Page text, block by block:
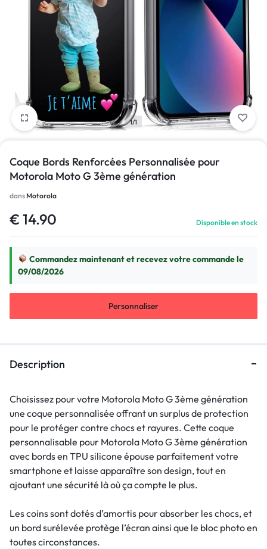
1/1
Coque Bords Renforcées Personnalisée pour
Motorola Moto G 3ème génération
dans Motorola
€ 14.90 Disponible en stock
Commandez maintenant et recevez votre commande le
09/08/2026
Personnaliser
Description
Choisissez pour votre Motorola Moto G 3ème génération
une coque personnalisée offrant un surplus de protection
pour le protéger contre chocs et rayures. Cette coque
personnalisable pour Motorola Moto G 3ème génération
avec bords en TPU silicone épouse parfaitement votre
smartphone et laisse apparaître son design, tout en
ajoutant une sécurité là où ça compte le plus.
Les coins sont dotés d’amortis pour absorber les chocs, et
un bord surélevée protège l’écran ainsi que le bloc photo en
toutes circonstances.